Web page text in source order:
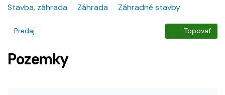
Stavba, záhrada Záhrada Záhradné stavby
Predaj Topovať
Pozemky